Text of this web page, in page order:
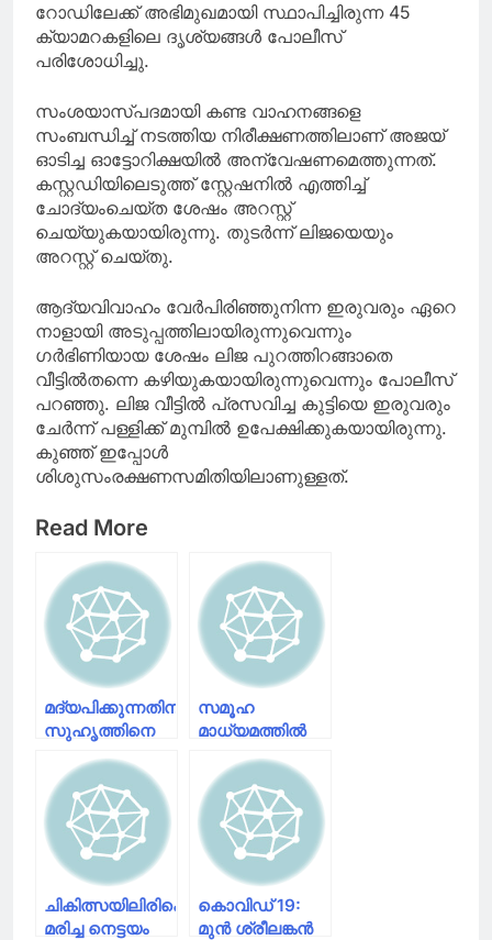
റോഡിലേക്ക് അഭിമുഖമായി സ്ഥാപിച്ചിരുന്ന 45
ക്യാമറകളിലെ ദൃശ്യങ്ങൾ പോലീസ്
പരിശോധിച്ചു.
സംശയാസ്പദമായി കണ്ട വാഹനങ്ങളെ
സംബന്ധിച്ച് നടത്തിയ നിരീക്ഷണത്തിലാണ് അജയ്
ഓടിച്ച ഓട്ടോറിക്ഷയിൽ അന്വേഷണമെത്തുന്നത്.
കസ്റ്റഡിയിലെടുത്ത് സ്റ്റേഷനിൽ എത്തിച്ച്
ചോദ്യംചെയ്ത ശേഷം അറസ്റ്റ്
ചെയ്യുകയായിരുന്നു. തുടർന്ന് ലിജയെയും
അറസ്റ്റ് ചെയ്തു.
ആദ്യവിവാഹം വേർപിരിഞ്ഞുനിന്ന ഇരുവരും ഏറെ
നാളായി അടുപ്പത്തിലായിരുന്നുവെന്നും
ഗർഭിണിയായ ശേഷം ലിജ പുറത്തിറങ്ങാതെ
വീട്ടിൽതന്നെ കഴിയുകയായിരുന്നുവെന്നും പോലീസ്
പറഞ്ഞു. ലിജ വീട്ടിൽ പ്രസവിച്ച കുട്ടിയെ ഇരുവരും
ചേർന്ന് പള്ളിക്ക് മുമ്പിൽ ഉപേക്ഷിക്കുകയായിരുന്നു.
കുഞ്ഞ് ഇപ്പോൾ
ശിശുസംരക്ഷണസമിതിയിലാണുള്ളത്.
Read More
മദ്യപിക്കുന്നതിനിടെ
സുഹൃത്തിനെ
കൊലപ്പെടുത്തി
; മൂന്ന് പേർ
അറസ്റ്റിൽ
സമൂഹ
മാധ്യമത്തിൽ
അക്കൗണ്ടുകളുണ്ടാക്കി
സ്‌കൂൾ
വിദ്യാർഥിനികളെ
പീഡിപ്പിച്ച
യുവാവ്
പിടിയിൽ
ചികിത്സയിലിരിക്കെ
മരിച്ച നെട്ടയം
കൊവിഡ് 19:
മുൻ ശ്രീലങ്കൻ